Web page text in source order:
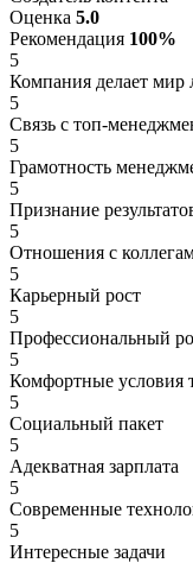
Оценка 5.0
Рекомендация 100%
5
Компания делает мир
5
Связь с топ-
5
Грамотность
5
Признание
5
Отношения с
5
Карьерный рост
5
Профессиональный
5
Комфортные условия
5
Социальный пакет
5
Адекватная зарплата
5
Современные
5
Интересные задачи